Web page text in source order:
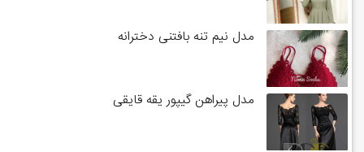
مدل نیم تنه بافتنی دخترانه
مدل پیراهن گیپور یقه قایقی